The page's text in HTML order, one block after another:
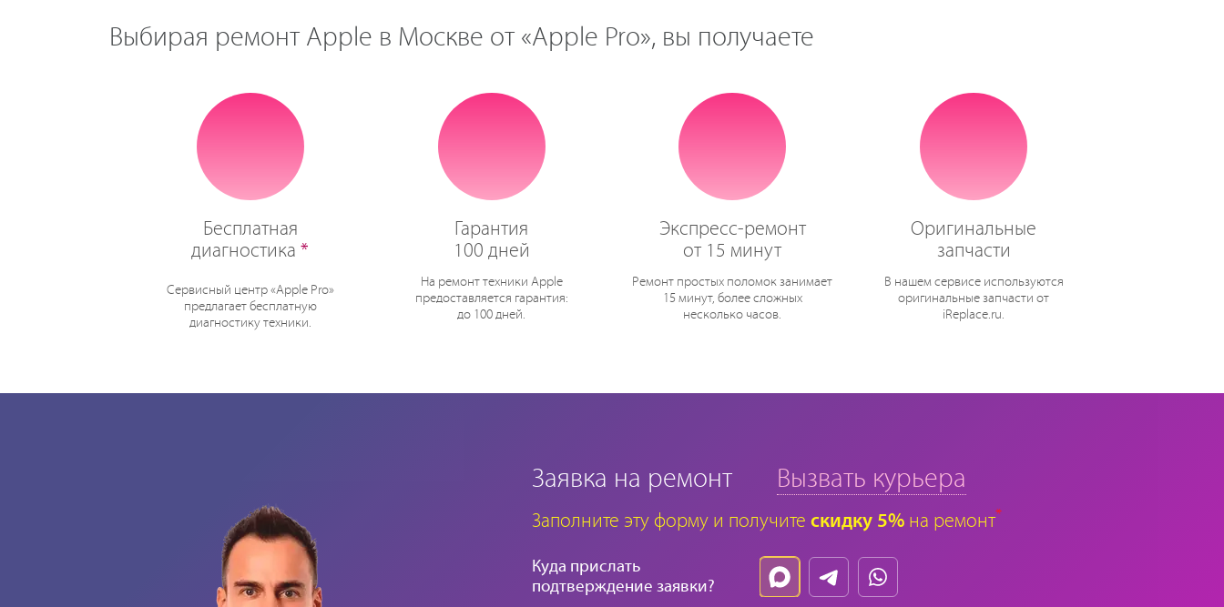
Выбирая ремонт Apple в Москве от «Apple Pro», вы получаете
Бесплатная
диагностика*
Сервисный центр «Apple Pro»
предлагает бесплатную
диагностику техники.
Гарантия
100 дней
На ремонт техники Apple
предоставляется гарантия:
до 100 дней.
Экспресс-ремонт
от 15 минут
Ремонт простых поломок занимает
15 минут, более сложных
несколько часов.
Оригинальные
запчасти
В нашем сервисе используются
оригинальные запчасти от
iReplace.ru.
Заявка на ремонт Вызвать курьера
Заполните эту форму и получите скидку 5% на ремонт*
Куда прислать
подтверждение заявки?